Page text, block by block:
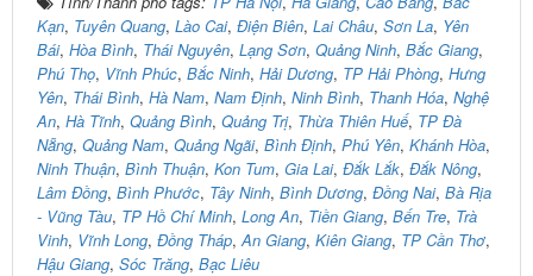
Kạn, Tuyên Quang, Lào Cai, Điện Biên, Lai Châu, Sơn La, Yên
Bái, Hòa Bình, Thái Nguyên, Lạng Sơn, Quảng Ninh, Bắc Giang,
Phú Thọ, Vĩnh Phúc, Bắc Ninh, Hải Dương, TP Hải Phòng, Hưng
Yên, Thái Bình, Hà Nam, Nam Định, Ninh Bình, Thanh Hóa, Nghệ
An, Hà Tĩnh, Quảng Bình, Quảng Trị, Thừa Thiên Huế, TP Đà
Nẵng, Quảng Nam, Quảng Ngãi, Bình Định, Phú Yên, Khánh Hòa,
Ninh Thuận, Bình Thuận, Kon Tum, Gia Lai, Đắk Lắk, Đắk Nông,
Lâm Đồng, Bình Phước, Tây Ninh, Bình Dương, Đồng Nai, Bà Rịa
- Vũng Tàu, TP Hồ Chí Minh, Long An, Tiền Giang, Bến Tre, Trà
Vinh, Vĩnh Long, Đồng Tháp,An Giang, Kiên Giang, TP Cần Thơ,
Hậu Giang, Sóc Trăng, Bạc Liêu